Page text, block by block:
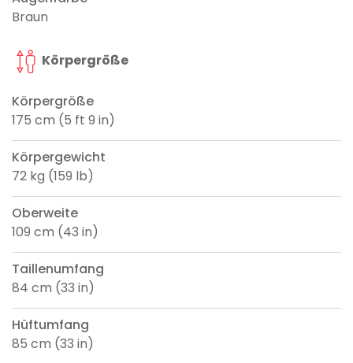
Braun
Körpergröße
Körpergröße
175 cm (5 ft 9 in)
Körpergewicht
72 kg (159 lb)
Oberweite
109 cm (43 in)
Taillenumfang
84 cm (33 in)
Hüftumfang
85 cm (33 in)